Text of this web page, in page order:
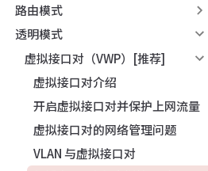
路由模式
透明模式
虚拟接口对（VWP）[推荐]
虚拟接口对介绍
开启虚拟接口对并保护上网流量
虚拟接口对的网络管理问题
VLAN 与虚拟接口对